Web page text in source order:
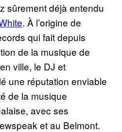
sûrement déjà entendu
. À l’origine de
qui fait depuis
de la musique de
ville, le DJ et
une réputation enviable
de la musique
avec ses
et au Belmont.